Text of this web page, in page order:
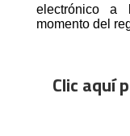
electrónico a
momento del
Clic aquí